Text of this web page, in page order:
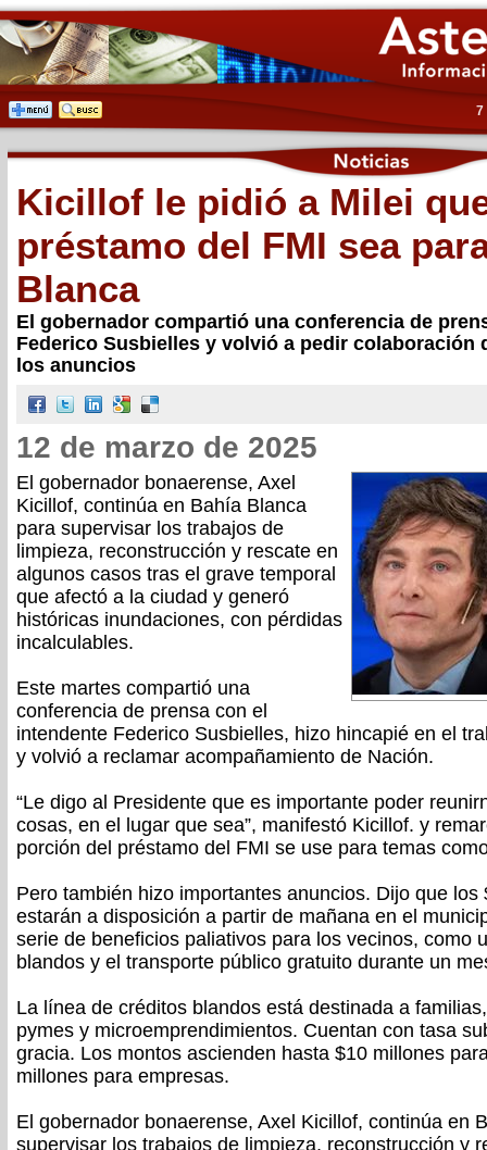
7
Kicillof le pidió a Milei
préstamo del FMI sea
Blanca
El gobernador compartió una conferencia de
Federico Susbielles y volvió a pedir colaboración
los anuncios
12 de marzo de 2025
El gobernador bonaerense, Axel
Kicillof, continúa en Bahía Blanca
para supervisar los trabajos de
limpieza, reconstrucción y rescate en
algunos casos tras el grave temporal
que afectó a la ciudad y generó
históricas inundaciones, con pérdidas
incalculables.
Este martes compartió una
conferencia de prensa con el
intendente Federico Susbielles, hizo hincapié en el
y volvió a reclamar acompañamiento de Nación.
“Le digo al Presidente que es importante poder
cosas, en el lugar que sea”, manifestó Kicillof. y
porción del préstamo del FMI se use para temas
Pero también hizo importantes anuncios. Dijo que
estarán a disposición a partir de mañana en el
serie de beneficios paliativos para los vecinos, como
blandos y el transporte público gratuito durante un
La línea de créditos blandos está destinada a
pymes y microemprendimientos. Cuentan con tasa
gracia. Los montos ascienden hasta $10 millones
millones para empresas.
El gobernador bonaerense, Axel Kicillof, continúa en
supervisar los trabajos de limpieza, reconstrucción y